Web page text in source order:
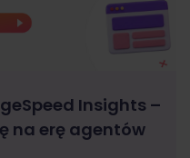
Insights –
na erę agentów